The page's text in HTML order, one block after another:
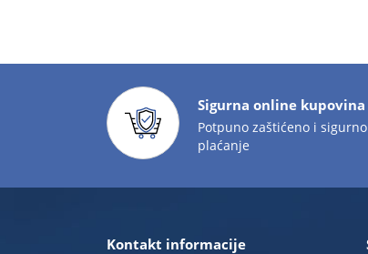
Sigurna online kupovina
Potpuno zaštićeno i sigurno
plaćanje
Kontakt informacije